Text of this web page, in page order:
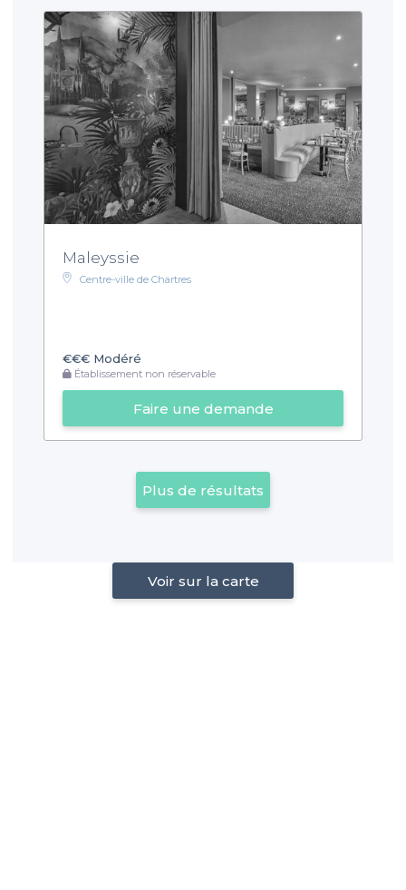
Maleyssie
Centre-ville de Chartres
€€€ Modéré
Établissement non réservable
Faire une demande
Plus de résultats
Voir sur la carte